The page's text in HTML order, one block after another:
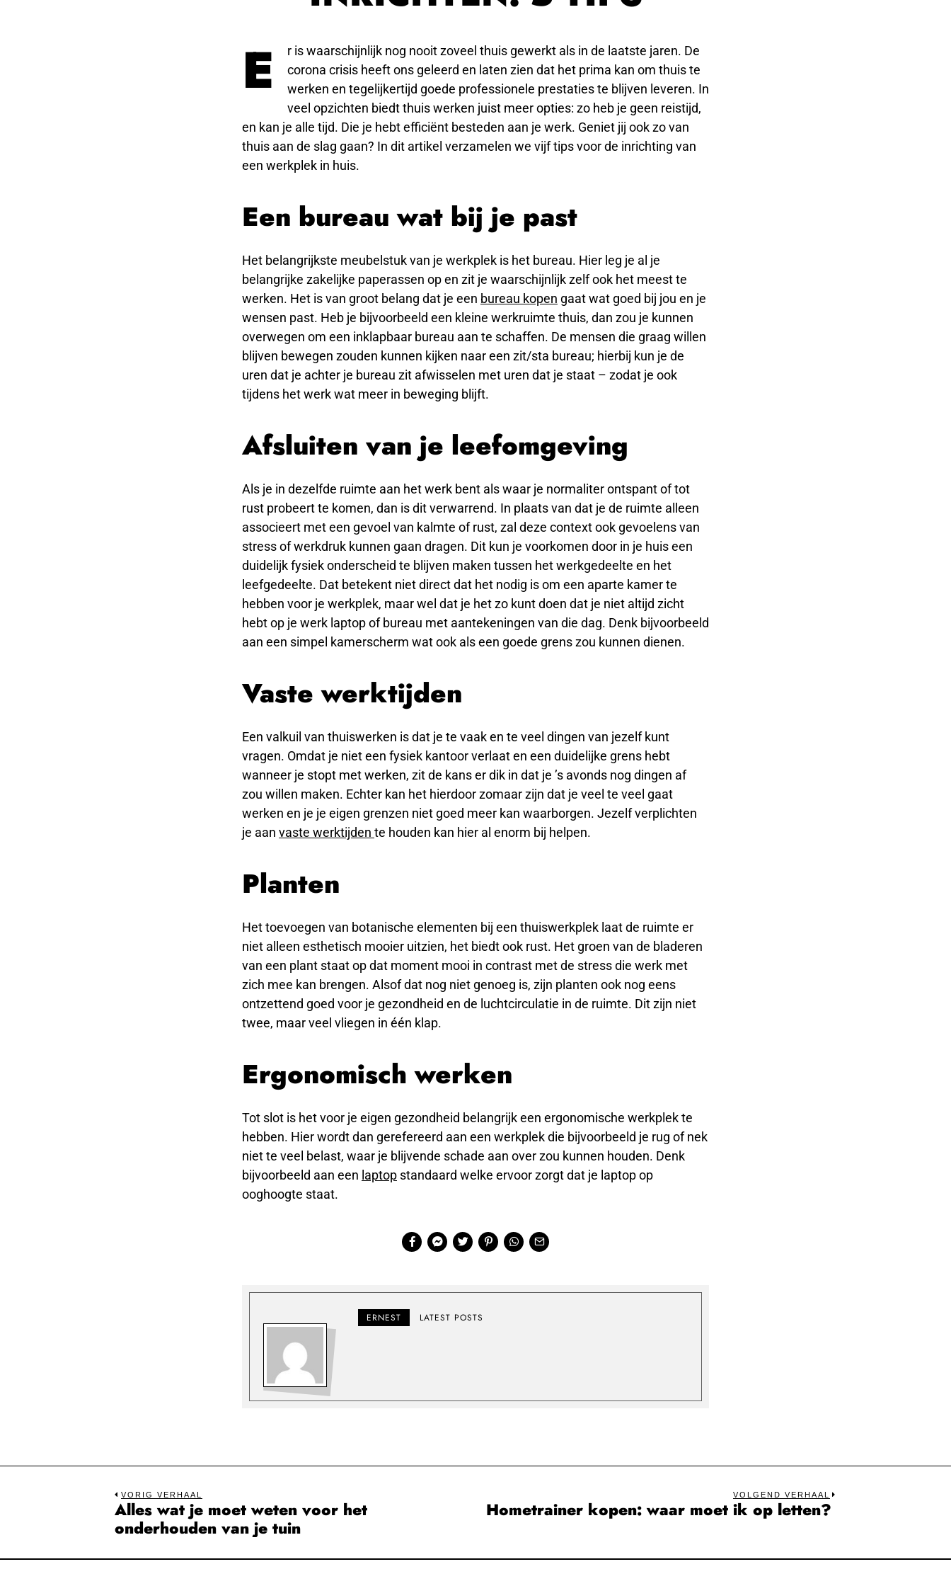
E
r is waarschijnlijk nog nooit zoveel thuis gewerkt als in de laatste jaren. De
corona crisis heeft ons geleerd en laten zien dat het prima kan om thuis te
werken en tegelijkertijd goede professionele prestaties te blijven leveren. In
veel opzichten biedt thuis werken juist meer opties: zo heb je geen reistijd,
en kan je alle tijd. Die je hebt efficiënt besteden aan je werk. Geniet jij ook zo van
thuis aan de slag gaan? In dit artikel verzamelen we vijf tips voor de inrichting van
een werkplek in huis.
Een bureau wat bij je past
Het belangrijkste meubelstuk van je werkplek is het bureau. Hier leg je al je
belangrijke zakelijke paperassen op en zit je waarschijnlijk zelf ook het meest te
werken. Het is van groot belang dat je een bureau kopen gaat wat goed bij jou en je
wensen past. Heb je bijvoorbeeld een kleine werkruimte thuis, dan zou je kunnen
overwegen om een inklapbaar bureau aan te schaffen. De mensen die graag willen
blijven bewegen zouden kunnen kijken naar een zit/sta bureau; hierbij kun je de
uren dat je achter je bureau zit afwisselen met uren dat je staat – zodat je ook
tijdens het werk wat meer in beweging blijft.
Afsluiten van je leefomgeving
Als je in dezelfde ruimte aan het werk bent als waar je normaliter ontspant of tot
rust probeert te komen, dan is dit verwarrend. In plaats van dat je de ruimte alleen
associeert met een gevoel van kalmte of rust, zal deze context ook gevoelens van
stress of werkdruk kunnen gaan dragen. Dit kun je voorkomen door in je huis een
duidelijk fysiek onderscheid te blijven maken tussen het werkgedeelte en het
leefgedeelte. Dat betekent niet direct dat het nodig is om een aparte kamer te
hebben voor je werkplek, maar wel dat je het zo kunt doen dat je niet altijd zicht
hebt op je werk laptop of bureau met aantekeningen van die dag. Denk bijvoorbeeld
aan een simpel kamerscherm wat ook als een goede grens zou kunnen dienen.
Vaste werktijden
Een valkuil van thuiswerken is dat je te vaak en te veel dingen van jezelf kunt
vragen. Omdat je niet een fysiek kantoor verlaat en een duidelijke grens hebt
wanneer je stopt met werken, zit de kans er dik in dat je ’s avonds nog dingen af
zou willen maken. Echter kan het hierdoor zomaar zijn dat je veel te veel gaat
werken en je je eigen grenzen niet goed meer kan waarborgen. Jezelf verplichten
je aan vaste werktijden te houden kan hier al enorm bij helpen.
Planten
Het toevoegen van botanische elementen bij een thuiswerkplek laat de ruimte er
niet alleen esthetisch mooier uitzien, het biedt ook rust. Het groen van de bladeren
van een plant staat op dat moment mooi in contrast met de stress die werk met
zich mee kan brengen. Alsof dat nog niet genoeg is, zijn planten ook nog eens
ontzettend goed voor je gezondheid en de luchtcirculatie in de ruimte. Dit zijn niet
twee, maar veel vliegen in één klap.
Ergonomisch werken
Tot slot is het voor je eigen gezondheid belangrijk een ergonomische werkplek te
hebben. Hier wordt dan gerefereerd aan een werkplek die bijvoorbeeld je rug of nek
niet te veel belast, waar je blijvende schade aan over zou kunnen houden. Denk
bijvoorbeeld aan een laptop standaard welke ervoor zorgt dat je laptop op
ooghoogte staat.
ERNEST LATEST POSTS
Bericht
navigatie
VORIG VERHAAL
Previous
post:
Alles wat je moet weten voor het
onderhouden van je tuin
VOLGEND VERHAAL
Hometrainer kopen: waar moet ik op letten?